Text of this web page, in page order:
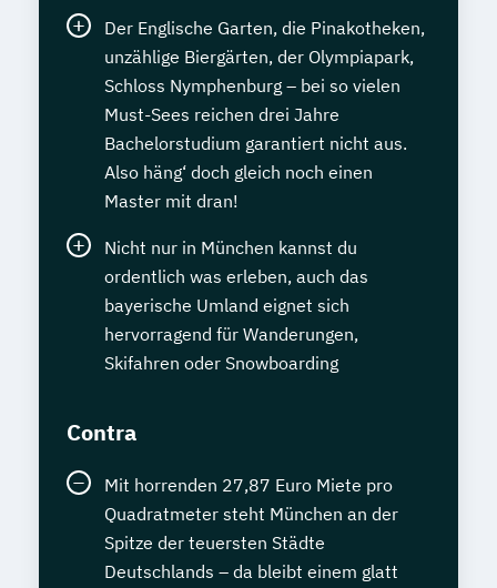
Der Englische Garten, die Pinakotheken,
unzählige Biergärten, der Olympiapark,
Schloss Nymphenburg – bei so vielen
Must-Sees reichen drei Jahre
Bachelorstudium garantiert nicht aus.
Also häng‘ doch gleich noch einen
Master mit dran!
Nicht nur in München kannst du
ordentlich was erleben, auch das
bayerische Umland eignet sich
hervorragend für Wanderungen,
Skifahren oder Snowboarding
Contra
Mit horrenden 27,87 Euro Miete pro
Quadratmeter steht München an der
Spitze der teuersten Städte
Deutschlands – da bleibt einem glatt